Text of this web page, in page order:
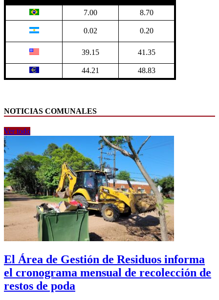
7.00 8.70
0.02 0.20
39.15 41.35
44.21 48.83
NOTICIAS COMUNALES
Ver todo
El Área de Gestión de Residuos informa
el cronograma mensual de recolección de
restos de poda